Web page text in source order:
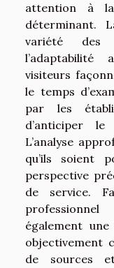
attention à la
déterminant.
variété des
l’adaptabilité
visiteurs
le temps
par les
d’anticiper
L’analyse
qu’ils soient
perspective
de service.
également
objectivement
de sources